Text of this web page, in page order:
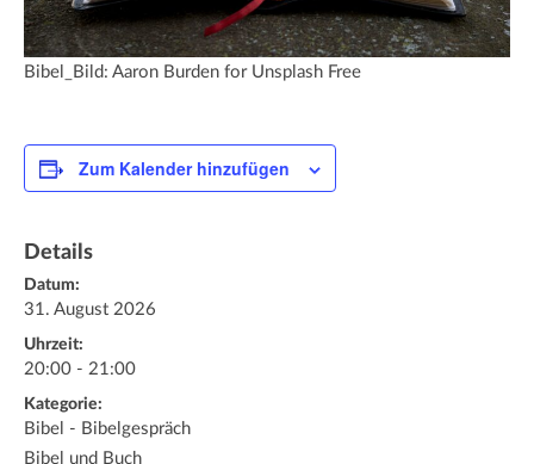
Bibel_Bild: Aaron Burden for Unsplash Free
Zum Kalender hinzufügen
Details
Datum:
31. August 2026
Uhrzeit:
20:00 - 21:00
Kategorie:
Bibel - Bibelgespräch
Bibel und Buch